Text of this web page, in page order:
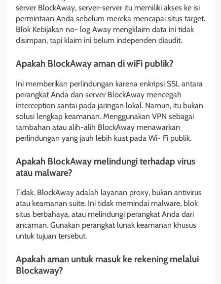
server BlockAway, server-server itu memiliki akses ke isi
permintaan Anda sebelum mereka mencapai situs target.
Blok Kebijakan no- log Away mengklaim data ini tidak
disimpan, tapi klaim ini belum independen diaudit.
Apakah BlockAway aman di wiFi publik?
Ini memberikan perlindungan karena enkripsi SSL antara
perangkat Anda dan server BlockAway mencegah
interception santai pada jaringan lokal. Namun, itu bukan
solusi lengkap keamanan. Menggunakan VPN sebagai
tambahan atau alih-alih BlockAway menawarkan
perlindungan yang jauh lebih kuat pada Wi- Fi publik.
Apakah BlockAway melindungi terhadap virus
atau malware?
Tidak. BlockAway adalah layanan proxy, bukan antivirus
atau keamanan suite. Ini tidak memindai malware, blok
situs berbahaya, atau melindungi perangkat Anda dari
ancaman. Gunakan perangkat lunak keamanan khusus
untuk tujuan tersebut.
Apakah aman untuk masuk ke rekening melalui
Blockaway?